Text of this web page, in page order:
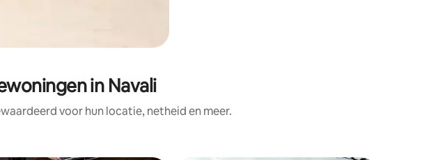
in Navali
voor hun locatie, netheid en meer.